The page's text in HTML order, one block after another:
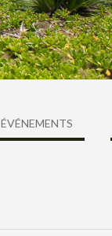
ÉVÉNEMENTS